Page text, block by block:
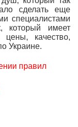
сделать еще
специалистами
который имеет
качество,
Украине.
правил